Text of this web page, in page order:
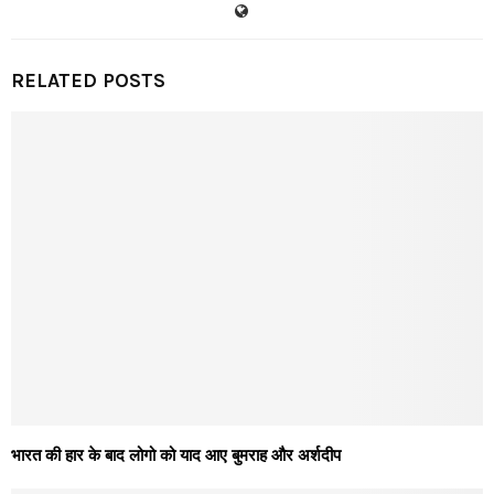
RELATED POSTS
भारत की हार के बाद लोगो को याद आए बुमराह और अर्शदीप